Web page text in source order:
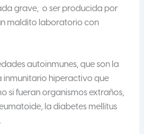
grave, ​ o ser producida por
maldito laboratorio con
autoinmunes, que son la
inmunitario hiperactivo que
si fueran organismos extraños,
la diabetes mellitus